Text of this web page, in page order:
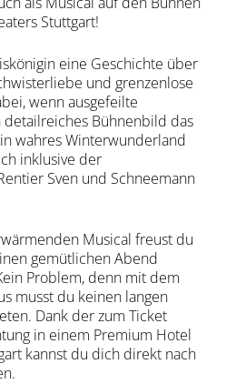
Stuttgart!
eine Geschichte über
und grenzenlose
wenn ausgefeilte
Bühnenbild das
wahres Winterwunderland
inklusive der
Sven und Schneemann
Musical freust du
gemütlichen Abend
Problem, denn mit dem
musst du keinen langen
Dank der zum Ticket
in einem Premium Hotel
kannst du dich direkt nach